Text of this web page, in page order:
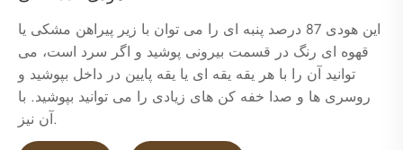
این هودی 87 درصد پنبه ای را می توان با زیر پیراهن مشکی یا
قهوه ای رنگ در قسمت بیرونی پوشید و اگر سرد است، می
توانید آن را با هر یقه یقه ای یا یقه پایین در داخل بپوشید و
روسری ها و صدا خفه کن های زیادی را می توانید بپوشید. با
آن نیز.